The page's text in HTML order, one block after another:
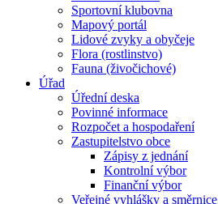
Sportovní klubovna
Mapový portál
Lidové zvyky a obyčeje
Flora (rostlinstvo)
Fauna (živočichové)
Úřad
Úřední deska
Povinné informace
Rozpočet a hospodaření
Zastupitelstvo obce
Zápisy z jednání
Kontrolní výbor
Finanční výbor
Veřejné vyhlášky a směrnice